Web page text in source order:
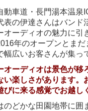
動車道・長門湯本温泉
表の伊達さんはバンド
オーディオの魅力に引
年のオープンとま
幅広いお客さんが集っ
オーディオは景色が移
い楽しさがあります。
びに来る感覚でお越し
のどかな田園地帯に囲